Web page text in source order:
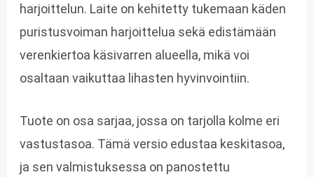
harjoittelun. Laite on kehitetty tukemaan käden
puristusvoiman harjoittelua sekä edistämään
verenkiertoa käsivarren alueella, mikä voi
osaltaan vaikuttaa lihasten hyvinvointiin.
Tuote on osa sarjaa, jossa on tarjolla kolme eri
vastustasoa. Tämä versio edustaa keskitasoa,
ja sen valmistuksessa on panostettu